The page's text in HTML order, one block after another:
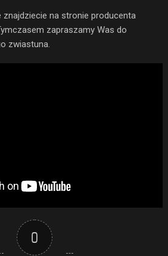
na stronie producenta
zapraszamy Was do
zwiastuna.
0